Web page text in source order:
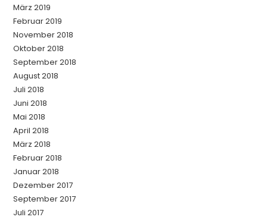
März 2019
Februar 2019
November 2018
Oktober 2018
September 2018
August 2018
Juli 2018
Juni 2018
Mai 2018
April 2018
März 2018
Februar 2018
Januar 2018
Dezember 2017
September 2017
Juli 2017